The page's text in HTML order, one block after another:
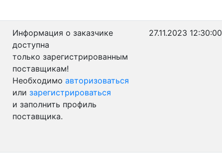
Информация о заказчике
доступна
только зарегистрированным
поставщикам!
Необходимо авторизоваться
или зарегистрироваться
и заполнить профиль
поставщика.
27.11.2023 12:30:00